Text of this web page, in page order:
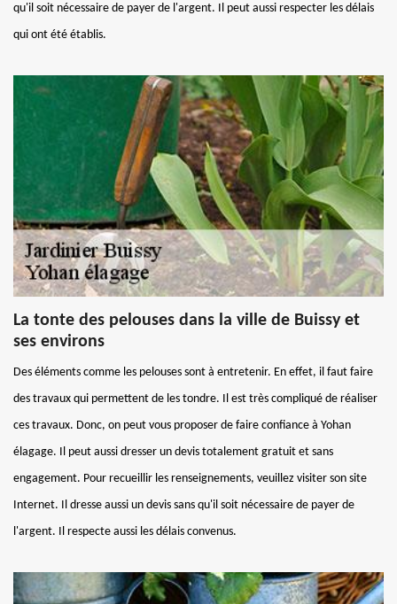
qu'il soit nécessaire de payer de l'argent. Il peut aussi respecter les délais
qui ont été établis.
La tonte des pelouses dans la ville de Buissy et
ses environs
Des éléments comme les pelouses sont à entretenir. En effet, il faut faire
des travaux qui permettent de les tondre. Il est très compliqué de réaliser
ces travaux. Donc, on peut vous proposer de faire confiance à Yohan
élagage. Il peut aussi dresser un devis totalement gratuit et sans
engagement. Pour recueillir les renseignements, veuillez visiter son site
Internet. Il dresse aussi un devis sans qu'il soit nécessaire de payer de
l'argent. Il respecte aussi les délais convenus.